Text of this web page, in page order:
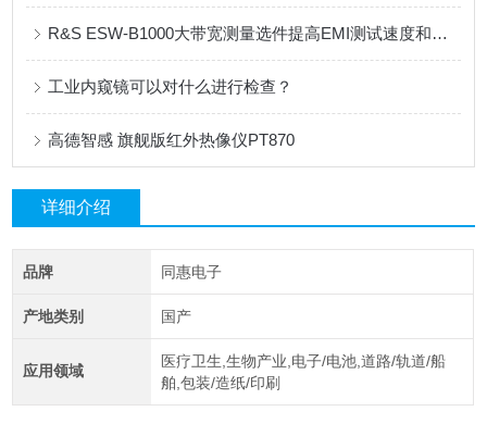
R&S ESW-B1000大带宽测量选件提高EMI测试速度和可靠性
工业内窥镜可以对什么进行检查？
高德智感 旗舰版红外热像仪PT870
详细介绍
品牌 同惠电子
产地类别 国产
应用领域
医疗卫生,生物产业,电子/电池,道路/轨道/船
舶,包装/造纸/印刷